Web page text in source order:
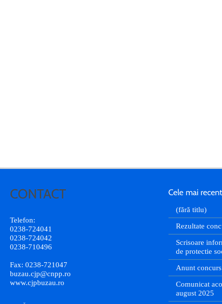
Telefon:
0238-724041
0238-724042
0238-710496
Fax: 0238-721047
buzau.cjp@cnpp.ro
www.cjpbuzau.ro
(fără titlu)
Rezultate
Scrisoare
de protectie
Anunt concurs
Comunicat
august 2025